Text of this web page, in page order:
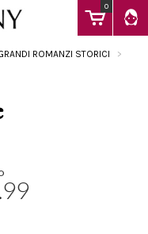
0
ROMANZI STORICI